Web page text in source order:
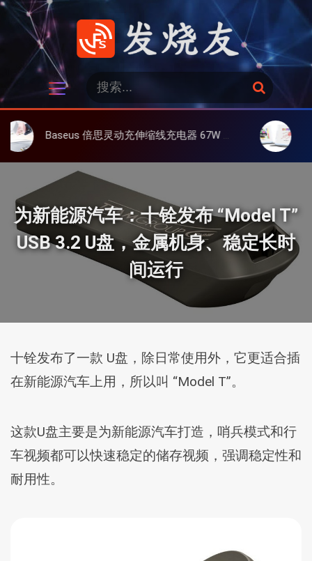
跳
发烧友
：
搜
索
Baseus 倍思灵动充伸缩线充电器 67W 3C，超耐用可伸缩线、氮化镓、3C多设备同时充 大上 Paperlike
为新能源汽车：十铨发布 “Model T”
USB 3.2 U盘，金属机身、稳定长时
间运行
十铨发布了一款 U盘，除日常使用外，它更适合插
在新能源汽车上用，所以叫 “Model T”。
这款U盘主要是为新能源汽车打造，哨兵模式和行
车视频都可以快速稳定的储存视频，强调稳定性和
耐用性。